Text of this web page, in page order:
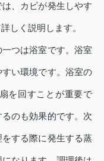
、カビが発生しやす
しく説明します。
つは浴室です。浴室
い環境です。浴室の
を回すことが重要で
のも効果的です。次
する際に発生する蒸